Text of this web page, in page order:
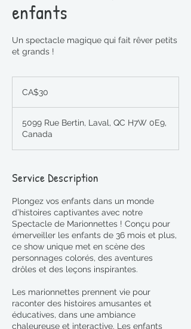
enfants
Un spectacle magique qui fait rêver petits
et grands !
Canadian
dollarsCA$30
5099 Rue Bertin, Laval, QC H7W 0E9,
Canada
Service Description
Plongez vos enfants dans un monde
d’histoires captivantes avec notre
Spectacle de Marionnettes ! Conçu pour
émerveiller les enfants de 36 mois et plus,
ce show unique met en scène des
personnages colorés, des aventures
drôles et des leçons inspirantes.
Les marionnettes prennent vie pour
raconter des histoires amusantes et
éducatives, dans une ambiance
chaleureuse et interactive. Les enfants